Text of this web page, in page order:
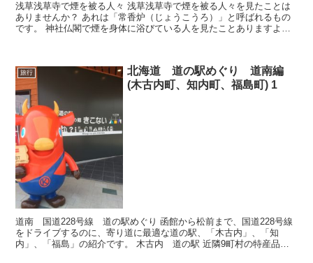
浅草浅草寺で煙を被る人々 浅草浅草寺で煙を被る人々を見たことは
ありませんか？ あれは「常香炉（じょうこうろ）」と呼ばれるもの
です。 神社仏閣で煙を身体に浴びている人を見たことありますよ
旅行
北海道 道の駅めぐり 道南編
(木古内町、知内町、福島町) 1
道南 国道228号線 道の駅めぐり 函館から松前まで、国道228号線
をドライブするのに、寄り道に最適な道の駅、「木古内」、「知
内」、「福島」の紹介です。 木古内 道の駅 近隣9町村の特産品を